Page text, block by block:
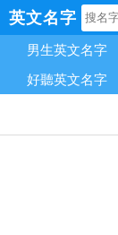
英文名字
男生英文名字
好聽英文名字